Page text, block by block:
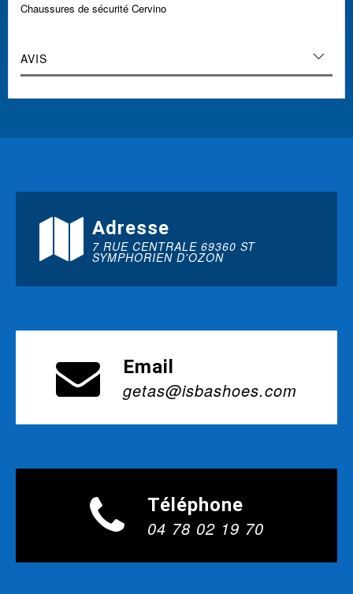
Chaussures de sécurité Cervino
AVIS
Adresse
7 RUE CENTRALE 69360 ST
SYMPHORIEN D'OZON
Email
getas@isbashoes.com
Téléphone
04 78 02 19 70